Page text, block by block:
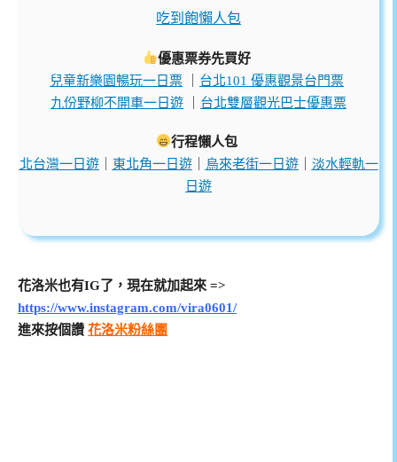
吃到飽懶人包
優惠票券先買好
兒童新樂園暢玩一日票
台北101 優惠觀景台門票
九份野柳不開車一日遊
台北雙層觀光巴士優惠票
行程懶人包
北台灣一日遊｜ 東北角一日遊｜ 烏來老街一日遊｜ 淡水輕軌一
日遊
花洛米也有IG了，現在就加起來 =>
https://www.instagram.com/vira0601/
進來按個讚 花洛米粉絲團